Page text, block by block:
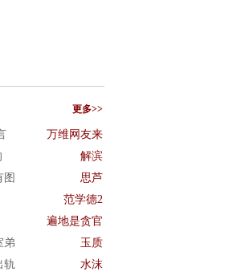
更多>>
万维网友来
解滨
图 思芦
范学德2
遍地是贪官
弟 玉质
轨 水沫